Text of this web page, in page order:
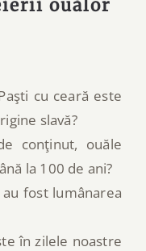
ouălor
cu ceară este
slavă?
conţinut, ouăle
la 100 de ani?
au fost lumânarea
în zilele noastre